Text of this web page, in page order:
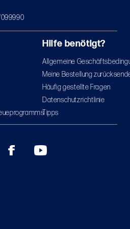
Hilfe benötigt?
Allgemeine
Meine Bestellung
Häufig gestellte Fragen
Datenschutzrichtlinie
Tipps